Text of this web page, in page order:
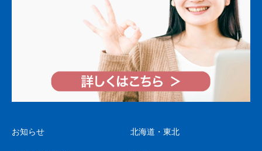
お知らせ 北海道・東北